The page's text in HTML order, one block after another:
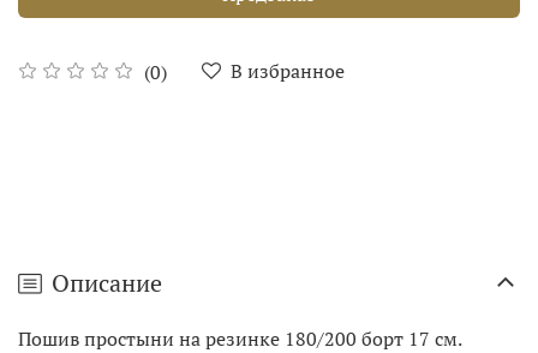
(0) В избранное
Описание
Пошив простыни на резинке 180/200 борт 17 см.